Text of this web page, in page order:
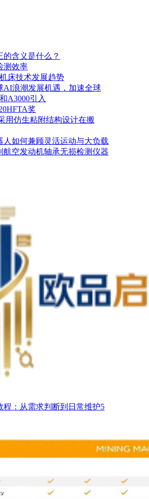
含义是什么？
测效率
床技术发展趋势
AI浪潮发展机遇，加速全球
A3000引入
奖
用仿生粘附结构设计在搬
人如何兼顾灵活运动与大负载
航空发动机轴承无损检测仪器
程：从需求判断到日常维护5